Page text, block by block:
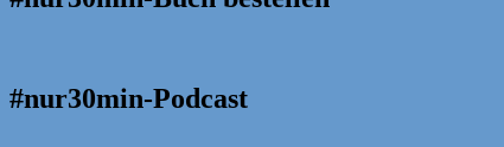
#nur30min-Podcast